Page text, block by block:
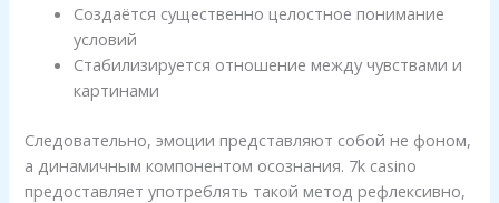
Создаётся существенно целостное понимание
условий
Стабилизируется отношение между чувствами и
картинами
Следовательно, эмоции представляют собой не фоном,
а динамичным компонентом осознания. 7k casino
предоставляет употреблять такой метод рефлексивно,